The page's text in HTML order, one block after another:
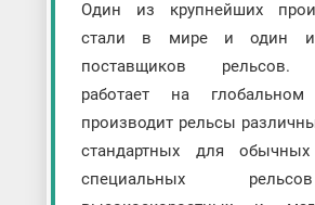
Один из крупнейших
стали в мире и один
поставщиков рельсов.
работает на
производит рельсы
стандартных для
специальных